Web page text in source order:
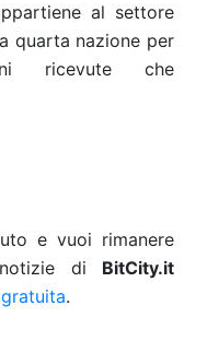
al settore
quarta nazione per
ricevute che
e vuoi rimanere
di BitCity.it
.